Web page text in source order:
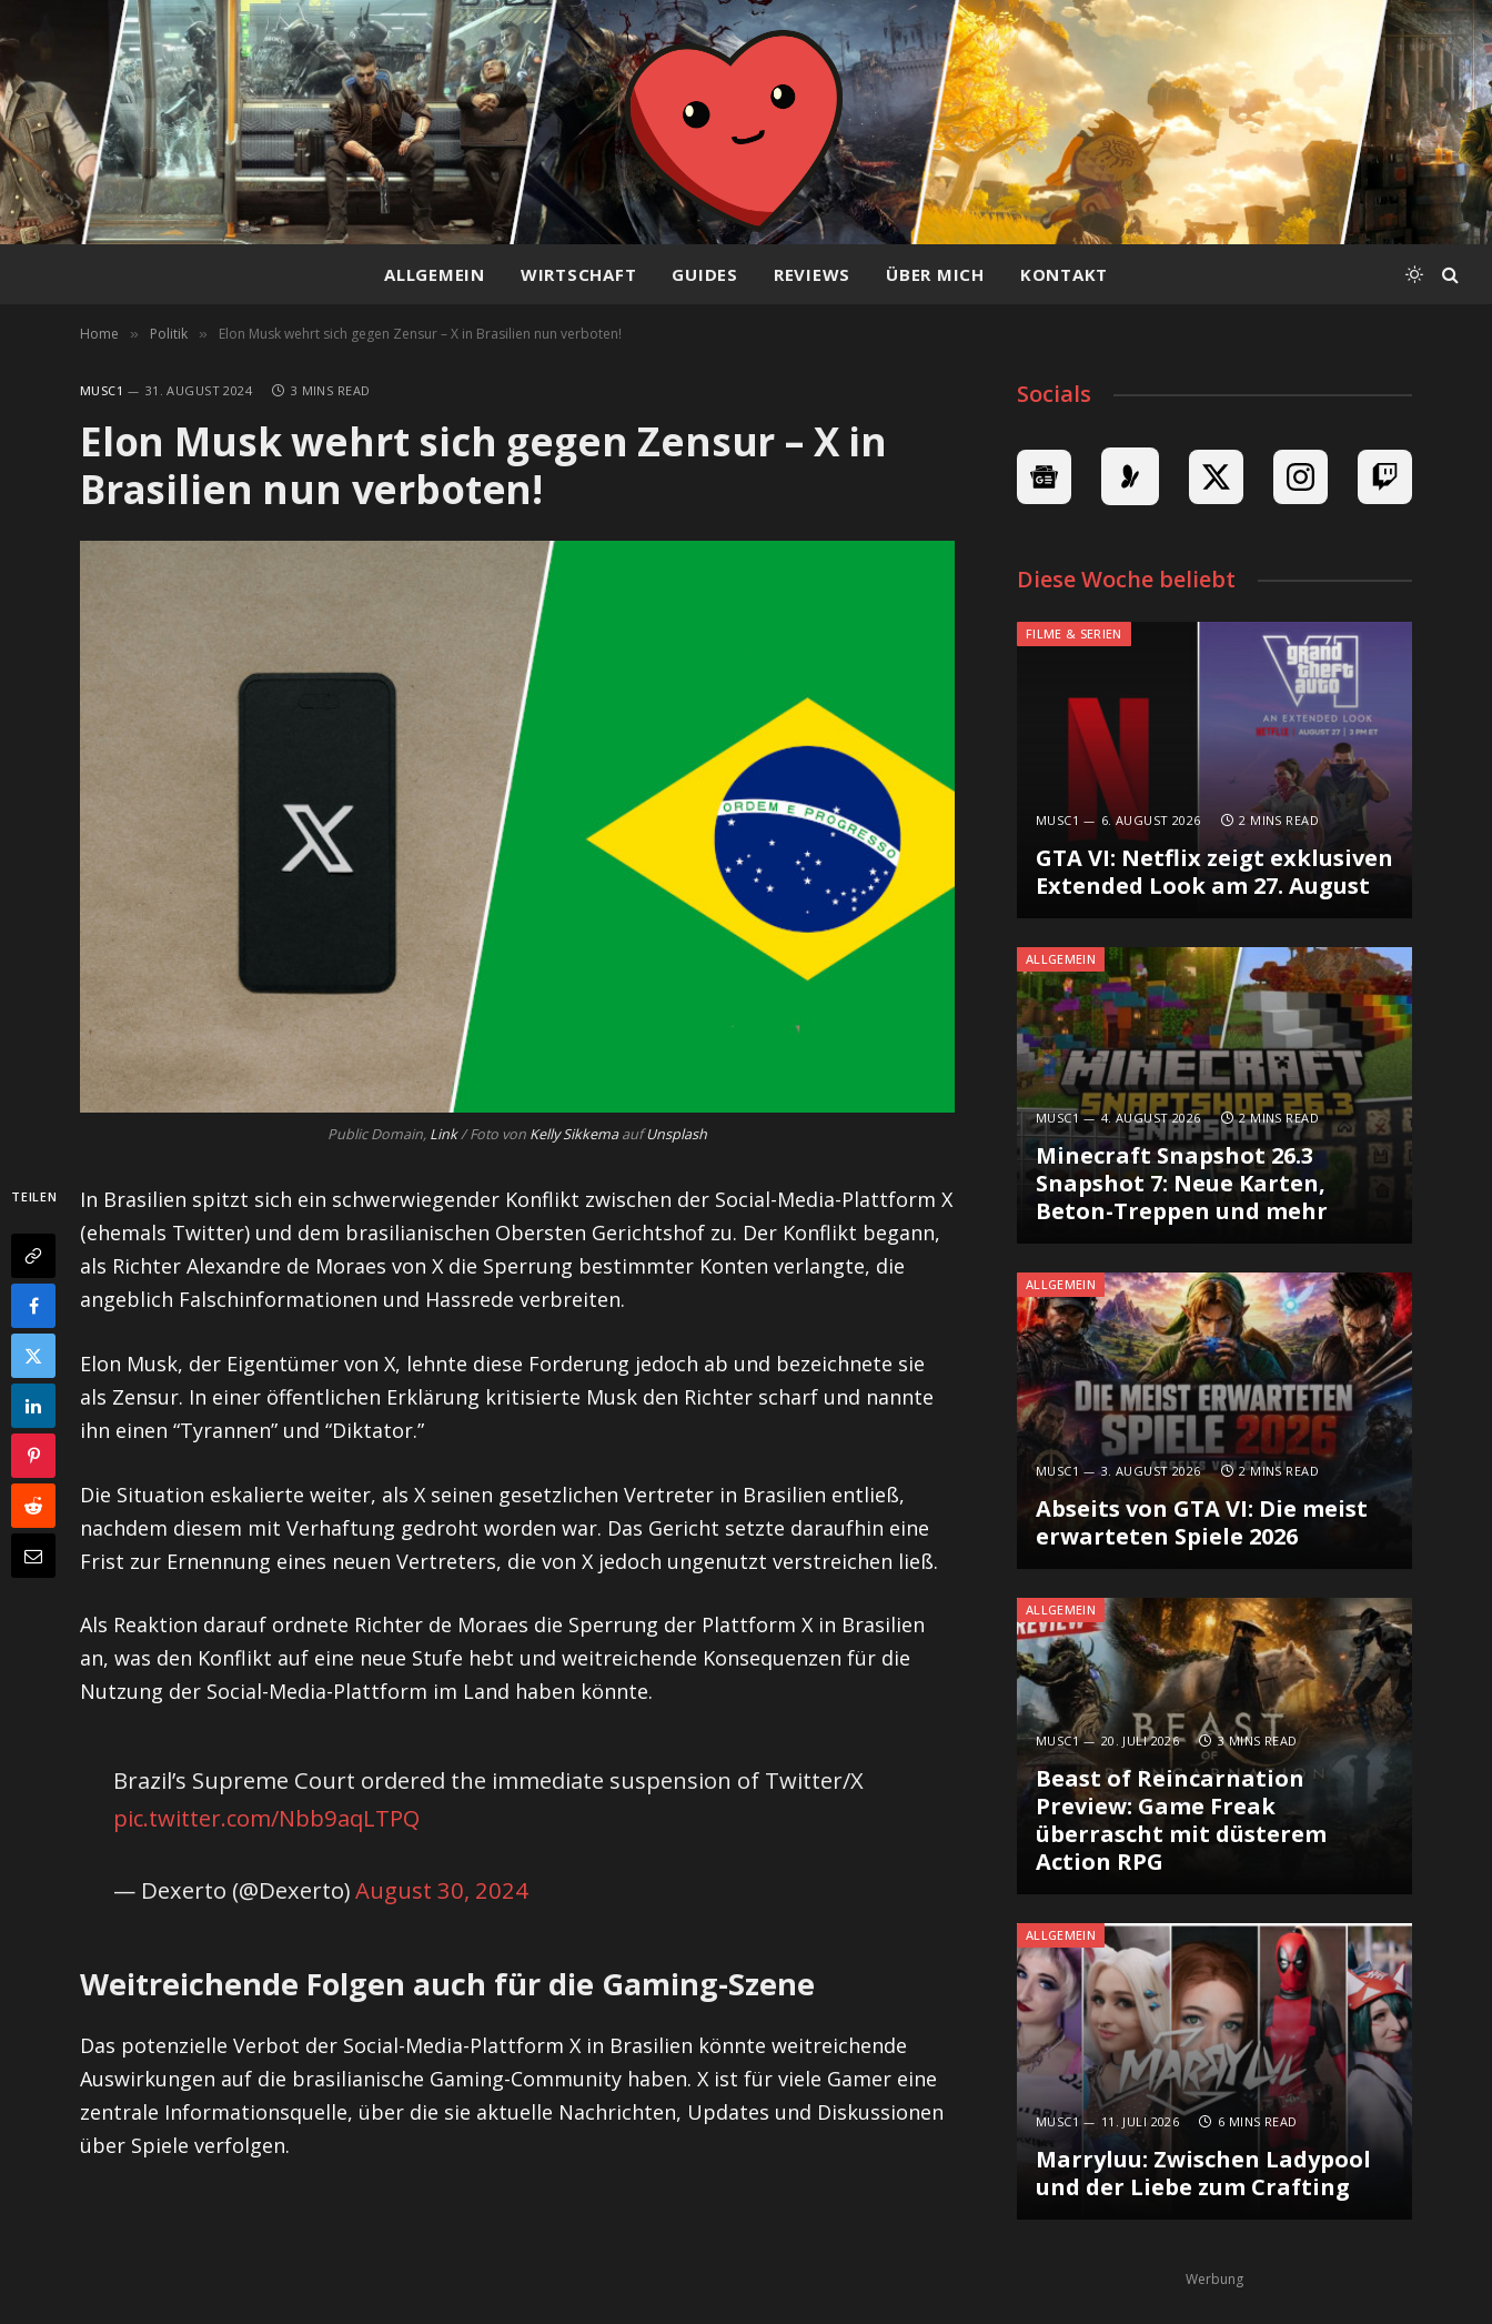
ALLGEMEIN WIRTSCHAFT GUIDES REVIEWS ÜBER MICH KONTAKT
Home » Politik » Elon Musk wehrt sich gegen Zensur – X in Brasilien nun verboten!
MUSC1 31. AUGUST 2024 3 MINS READ
Elon Musk wehrt sich gegen Zensur – X in
Brasilien nun verboten!
Public Domain, Link/ Foto von Kelly SikkemaaufUnsplash
TEILEN
In Brasilien spitzt sich ein schwerwiegender Konflikt zwischen der Social-Media-Plattform X
(ehemals Twitter) und dem brasilianischen Obersten Gerichtshof zu. Der Konflikt begann,
als Richter Alexandre de Moraes von X die Sperrung bestimmter Konten verlangte, die
angeblich Falschinformationen und Hassrede verbreiten.
Elon Musk, der Eigentümer von X, lehnte diese Forderung jedoch ab und bezeichnete sie
als Zensur. In einer öffentlichen Erklärung kritisierte Musk den Richter scharf und nannte
ihn einen “Tyrannen” und “Diktator.”
Die Situation eskalierte weiter, als X seinen gesetzlichen Vertreter in Brasilien entließ,
nachdem diesem mit Verhaftung gedroht worden war. Das Gericht setzte daraufhin eine
Frist zur Ernennung eines neuen Vertreters, die von X jedoch ungenutzt verstreichen ließ.
Als Reaktion darauf ordnete Richter de Moraes die Sperrung der Plattform X in Brasilien
an, was den Konflikt auf eine neue Stufe hebt und weitreichende Konsequenzen für die
Nutzung der Social-Media-Plattform im Land haben könnte.
Brazil’s Supreme Court ordered the immediate suspension of Twitter/X
pic.twitter.com/Nbb9aqLTPQ
— Dexerto (@Dexerto)August 30, 2024
Weitreichende Folgen auch für die Gaming-Szene
Das potenzielle Verbot der Social-Media-Plattform X in Brasilien könnte weitreichende
Auswirkungen auf die brasilianische Gaming-Community haben. X ist für viele Gamer eine
zentrale Informationsquelle, über die sie aktuelle Nachrichten, Updates und Diskussionen
über Spiele verfolgen.
Socials
Diese Woche beliebt
FILME & SERIEN
MUSC1 6. AUGUST 2026 2 MINS READ
GTA VI: Netflix zeigt exklusiven
Extended Look am 27. August
ALLGEMEIN
MUSC1 4. AUGUST 2026 2 MINS READ
Minecraft Snapshot 26.3
Snapshot 7: Neue Karten,
Beton-Treppen und mehr
ALLGEMEIN
MUSC1 3. AUGUST 2026 2 MINS READ
Abseits von GTA VI: Die meist
erwarteten Spiele 2026
ALLGEMEIN
MUSC1 20. JULI 2026 3 MINS READ
Beast of Reincarnation
Preview: Game Freak
überrascht mit düsterem
Action RPG
ALLGEMEIN
MUSC1 11. JULI 2026 6 MINS READ
Marryluu: Zwischen Ladypool
und der Liebe zum Crafting
Werbung